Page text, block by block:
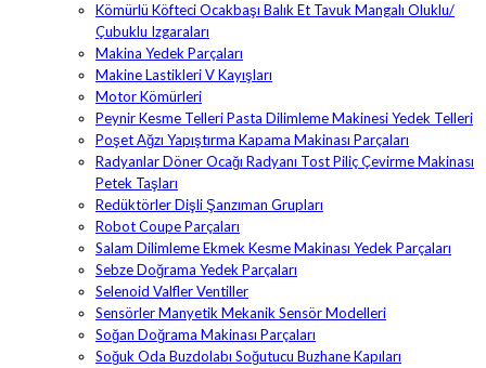
Kömürlü Köfteci Ocakbaşı Balık Et Tavuk Mangalı Oluklu/
Çubuklu Izgaraları
Makina Yedek Parçaları
Makine Lastikleri V Kayışları
Motor Kömürleri
Peynir Kesme Telleri Pasta Dilimleme Makinesi Yedek Telleri
Poşet Ağzı Yapıştırma Kapama Makinası Parçaları
Radyanlar Döner Ocağı Radyanı Tost Piliç Çevirme Makinası
Petek Taşları
Redüktörler Dişli Şanzıman Grupları
Robot Coupe Parçaları
Salam Dilimleme Ekmek Kesme Makinası Yedek Parçaları
Sebze Doğrama Yedek Parçaları
Selenoid Valfler Ventiller
Sensörler Manyetik Mekanik Sensör Modelleri
Soğan Doğrama Makinası Parçaları
Soğuk Oda Buzdolabı Soğutucu Buzhane Kapıları